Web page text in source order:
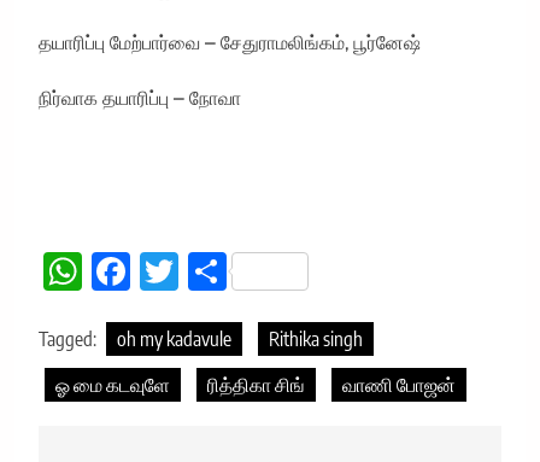
தயாரிப்பு மேற்பார்வை – சேதுராமலிங்கம், பூர்னேஷ்
நிர்வாக தயாரிப்பு – நோவா
WhatsApp
Facebook
TwitterShare
Tagged: oh my kadavule
Rithika singh
ஓ மை கடவுளே
ரித்திகா சிங் வாணி போஜன்